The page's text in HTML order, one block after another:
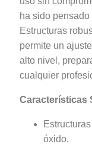
ha sido
Estructuras
permite un
alto nivel,
cualquier
Características
óxido.